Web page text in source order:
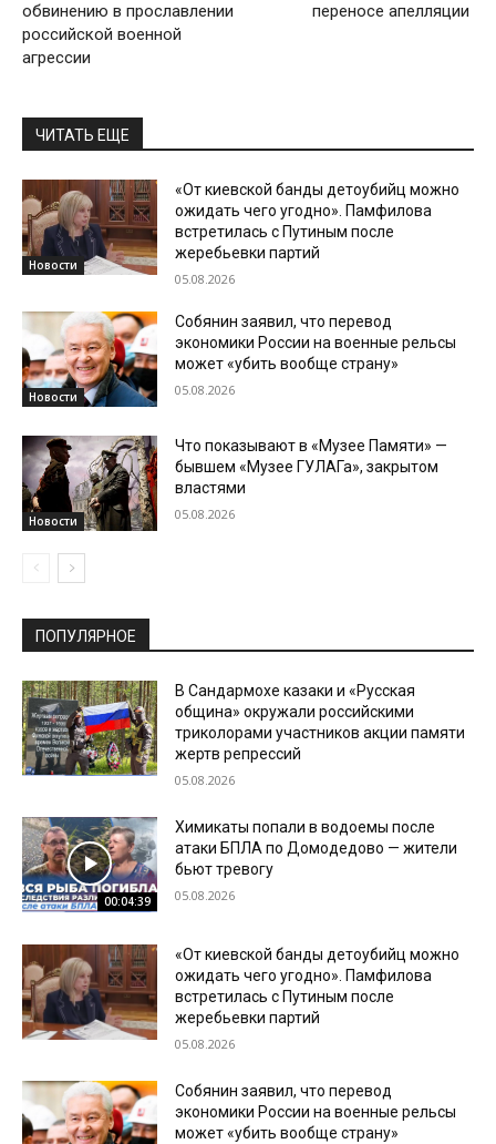
обвинению в прославлении
российской военной
агрессии
переносе апелляции
ЧИТАТЬ ЕЩЕ
Новости
«От киевской банды детоубийц можно
ожидать чего угодно». Памфилова
встретилась с Путиным после
жеребьевки партий
05.08.2026
Новости
Собянин заявил, что перевод
экономики России на военные рельсы
может «убить вообще страну»
05.08.2026
Новости
Что показывают в «Музее Памяти» —
бывшем «Музее ГУЛАГа», закрытом
властями
05.08.2026
ПОПУЛЯРНОЕ
В Сандармохе казаки и «Русская
община» окружали российскими
триколорами участников акции памяти
жертв репрессий
05.08.2026
00:04:39
Химикаты попали в водоемы после
атаки БПЛА по Домодедово — жители
бьют тревогу
05.08.2026
«От киевской банды детоубийц можно
ожидать чего угодно». Памфилова
встретилась с Путиным после
жеребьевки партий
05.08.2026
Собянин заявил, что перевод
экономики России на военные рельсы
может «убить вообще страну»